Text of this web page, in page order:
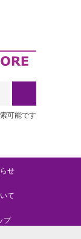
可能です
せ
て
プ